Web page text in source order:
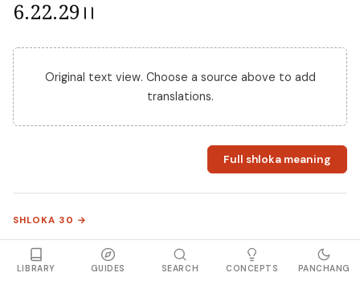
6.22.29।।
Original text view. Choose a source above to add
translations.
Full shloka meaning
SHLOKA 30 →
रामस्यवचनंश्रुत्वातंचदृष्टवामहाशरम् ।
LIBRARY GUIDES SEARCH CONCEPTS PANCHANG